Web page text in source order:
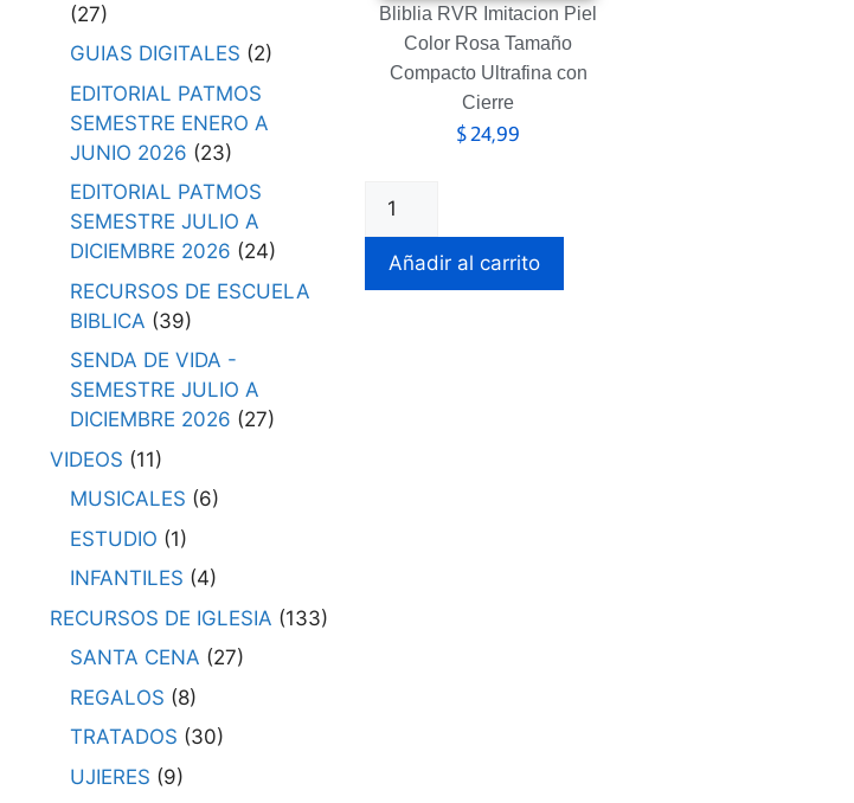
(27)
GUIAS DIGITALES (2)
EDITORIAL PATMOS
SEMESTRE ENERO A
JUNIO 2026 (23)
EDITORIAL PATMOS
SEMESTRE JULIO A
DICIEMBRE 2026 (24)
RECURSOS DE ESCUELA
BIBLICA (39)
SENDA DE VIDA -
SEMESTRE JULIO A
DICIEMBRE 2026 (27)
VIDEOS (11)
MUSICALES (6)
ESTUDIO (1)
INFANTILES (4)
RECURSOS DE IGLESIA (133)
SANTA CENA (27)
REGALOS (8)
TRATADOS (30)
UJIERES (9)
Bliblia RVR Imitacion Piel
Color Rosa Tamaño
Compacto Ultrafina con
Cierre
$24,99
Añadir al carrito